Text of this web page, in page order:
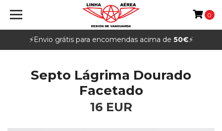
⚡️Envio grátis para encomendas acima de 50€⚡️
0
Septo Lágrima Dourado
Facetado
16 EUR